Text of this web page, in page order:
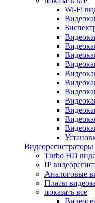
Wi-Fi
Видеорегистраторы
Turbo HD
IP
Аналоговые
Платы
показать все